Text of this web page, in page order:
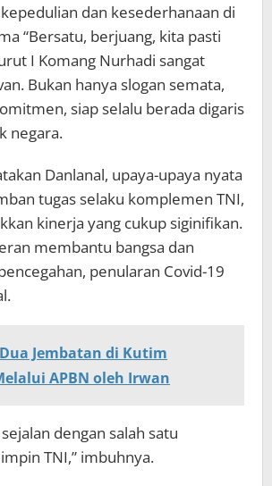
dan kesederhanaan di
“Bersatu, berjuang, kita pasti
I Komang Nurhadi sangat
Bukan hanya slogan semata,
siap selalu berada digaris
negara.
Danlanal, upaya-upaya nyata
tugas selaku komplemen TNI,
kinerja yang cukup siginifikan.
membantu bangsa dan
penularan Covid-19
Dua Jembatan di Kutim
APBN oleh Irwan
dengan salah satu
TNI,” imbuhnya.